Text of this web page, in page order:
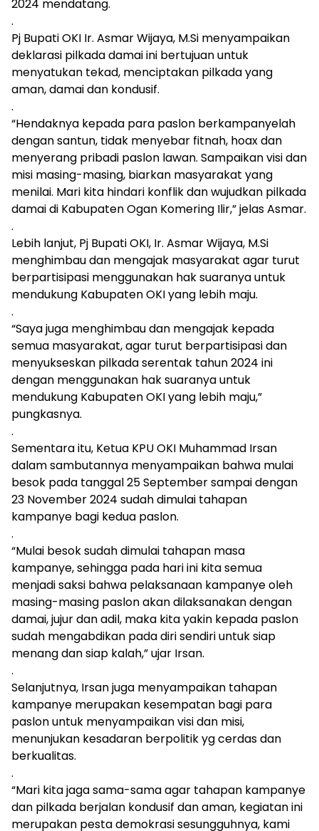
2024 mendatang.
.
Pj Bupati OKI Ir. Asmar Wijaya, M.Si menyampaikan
deklarasi pilkada damai ini bertujuan untuk
menyatukan tekad, menciptakan pilkada yang
aman, damai dan kondusif.
.
“Hendaknya kepada para paslon berkampanyelah
dengan santun, tidak menyebar fitnah, hoax dan
menyerang pribadi paslon lawan. Sampaikan visi dan
misi masing-masing, biarkan masyarakat yang
menilai. Mari kita hindari konflik dan wujudkan pilkada
damai di Kabupaten Ogan Komering Ilir,” jelas Asmar.
.
Lebih lanjut, Pj Bupati OKI, Ir. Asmar Wijaya, M.Si
menghimbau dan mengajak masyarakat agar turut
berpartisipasi menggunakan hak suaranya untuk
mendukung Kabupaten OKI yang lebih maju.
.
“Saya juga menghimbau dan mengajak kepada
semua masyarakat, agar turut berpartisipasi dan
menyukseskan pilkada serentak tahun 2024 ini
dengan menggunakan hak suaranya untuk
mendukung Kabupaten OKI yang lebih maju,”
pungkasnya.
.
Sementara itu, Ketua KPU OKI Muhammad Irsan
dalam sambutannya menyampaikan bahwa mulai
besok pada tanggal 25 September sampai dengan
23 November 2024 sudah dimulai tahapan
kampanye bagi kedua paslon.
.
“Mulai besok sudah dimulai tahapan masa
kampanye, sehingga pada hari ini kita semua
menjadi saksi bahwa pelaksanaan kampanye oleh
masing-masing paslon akan dilaksanakan dengan
damai, jujur dan adil, maka kita yakin kepada paslon
sudah mengabdikan pada diri sendiri untuk siap
menang dan siap kalah,” ujar Irsan.
.
Selanjutnya, Irsan juga menyampaikan tahapan
kampanye merupakan kesempatan bagi para
paslon untuk menyampaikan visi dan misi,
menunjukan kesadaran berpolitik yg cerdas dan
berkualitas.
.
“Mari kita jaga sama-sama agar tahapan kampanye
dan pilkada berjalan kondusif dan aman, kegiatan ini
merupakan pesta demokrasi sesungguhnya, kami